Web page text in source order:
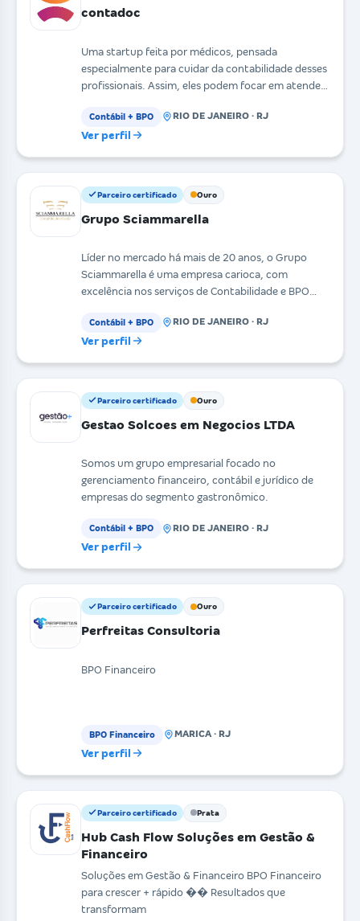
contadoc
Uma startup feita por médicos, pensada
especialmente para cuidar da contabilidade desses
profissionais. Assim, eles podem focar em atender
Contábil + BPO RIO DE JANEIRO · RJ
Ver perfil
Parceiro certificado Ouro
Grupo Sciammarella
Líder no mercado há mais de 20 anos, o Grupo
Sciammarella é uma empresa carioca, com
excelência nos serviços de Contabilidade e BPO
Contábil + BPO RIO DE JANEIRO · RJ
Ver perfil
Parceiro certificado Ouro
Gestao Solcoes em Negocios LTDA
Somos um grupo empresarial focado no
gerenciamento financeiro, contábil e jurídico de
empresas do segmento gastronômico.
Contábil + BPO RIO DE JANEIRO · RJ
Ver perfil
Parceiro certificado Ouro
Perfreitas Consultoria
BPO Financeiro
BPO Financeiro MARICA · RJ
Ver perfil
Parceiro certificado Prata
Hub Cash Flow Soluções em Gestão &
Financeiro
Soluções em Gestão & Financeiro BPO Financeiro
para crescer + rápido �� Resultados que
transformam